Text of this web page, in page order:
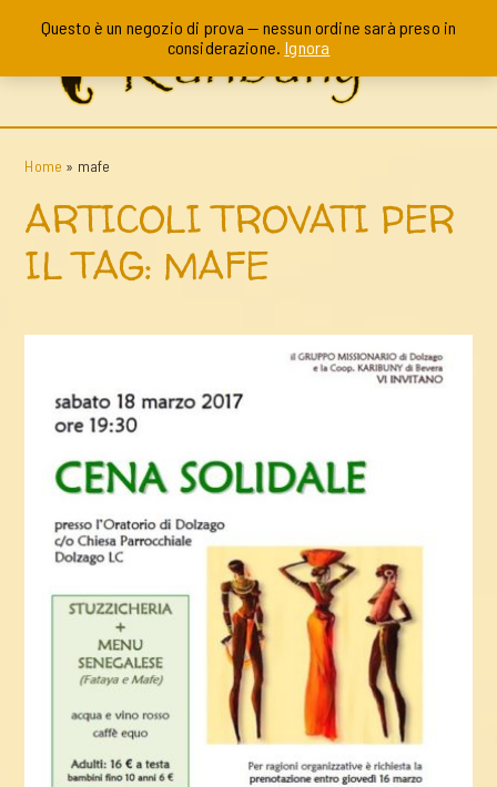
Home » mafe
ARTICOLI TROVATI PER
IL TAG: MAFE
Questo è un negozio di prova — nessun ordine sarà preso in
considerazione. Ignora